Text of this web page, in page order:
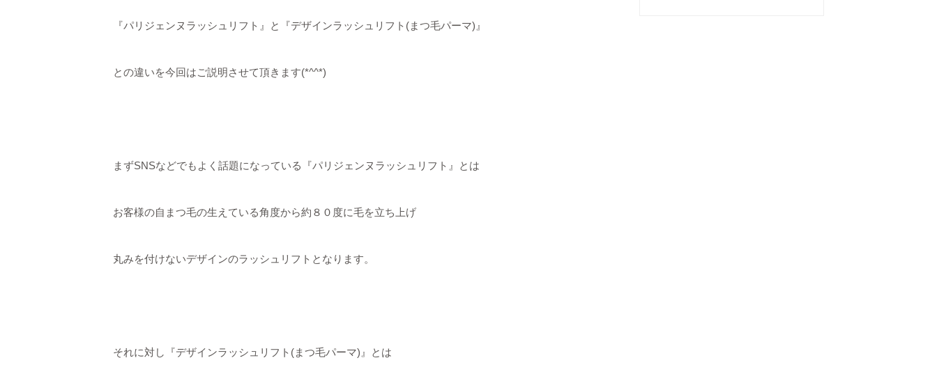
『パリジェンヌラッシュリフト』と『デザインラッシュリフト(まつ毛パーマ)』
との違いを今回はご説明させて頂きます(*^^*)
まずSNSなどでもよく話題になっている『パリジェンヌラッシュリフト』とは
お客様の自まつ毛の生えている角度から約８０度に毛を立ち上げ
丸みを付けないデザインのラッシュリフトとなります。
それに対し『デザインラッシュリフト(まつ毛パーマ)』とは